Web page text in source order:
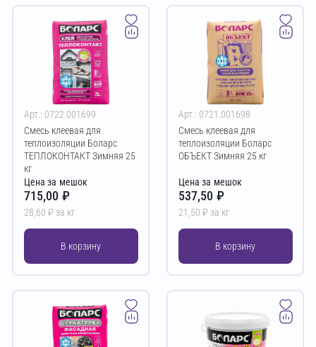
Арт.: 0722.001699
Смесь клеевая для
теплоизоляции Боларс
ТЕПЛОКОНТАКТ Зимняя 25
кг
Цена за мешок
715,00 ₽
28,60 ₽ за кг
В корзину
Арт.: 0721.001698
Смесь клеевая для
теплоизоляции Боларс
ОБЪЕКТ Зимняя 25 кг
Цена за мешок
537,50 ₽
21,50 ₽ за кг
В корзину